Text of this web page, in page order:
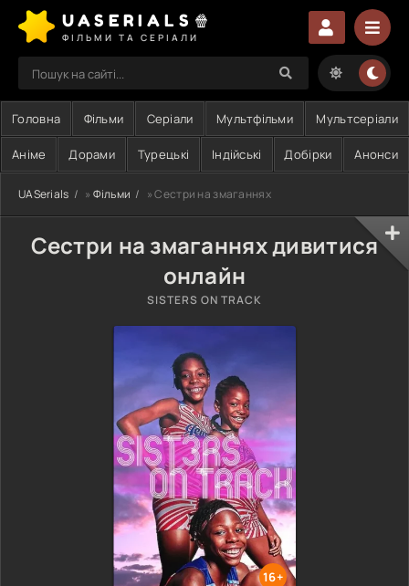
UASERIALS🍿
ФІЛЬМИ ТА СЕРІАЛИ
Головна Фільми Серіали Мультфільми Мультсеріали
Аніме Дорами Турецькі Індійські Добірки Анонси
UASerials » Фільми » Сестри на змаганнях
Сестри на змаганнях дивитися
онлайн
SISTERS ON TRACK
16+